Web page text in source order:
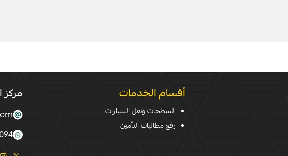
أقسام الخدمات
السطحات ونقل السيارات
رفع مطالبات التأمين